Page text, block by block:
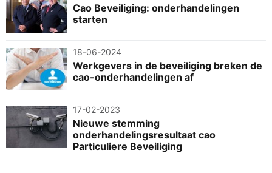
Cao Beveiliging: onderhandelingen
starten
18-06-2024
Werkgevers in de beveiliging breken de
cao-onderhandelingen af
17-02-2023
Nieuwe stemming
onderhandelingsresultaat cao
Particuliere Beveiliging